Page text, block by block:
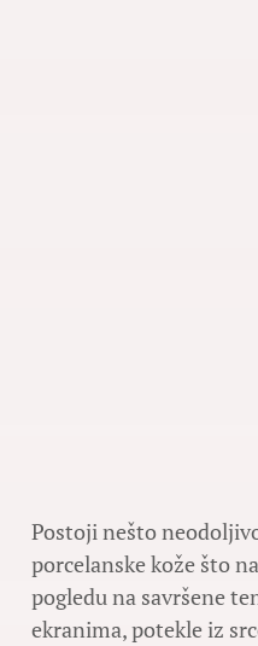
Postoji nešto
porcelanske kože što
pogledu na savršene
ekranima, potekle iz